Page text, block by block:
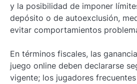
y la posibilidad de imponer
depósito o de autoexclusión,
evitar comportamientos
En términos fiscales, las
juego online deben declararse
vigente; los jugadores